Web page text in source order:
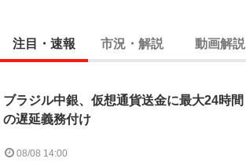
注目・速報 市況・解説 動画解説
ブラジル中銀、仮想通貨送金に最大24時間
の遅延義務付け
08/08 14:00